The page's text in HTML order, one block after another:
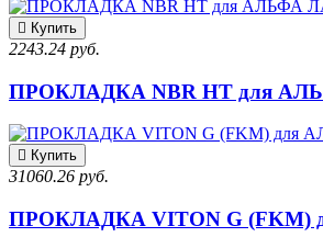
Купить
2243.24 руб.
ПРОКЛАДКА NBR HT для
Купить
31060.26 руб.
ПРОКЛАДКА VITON G (FKM)